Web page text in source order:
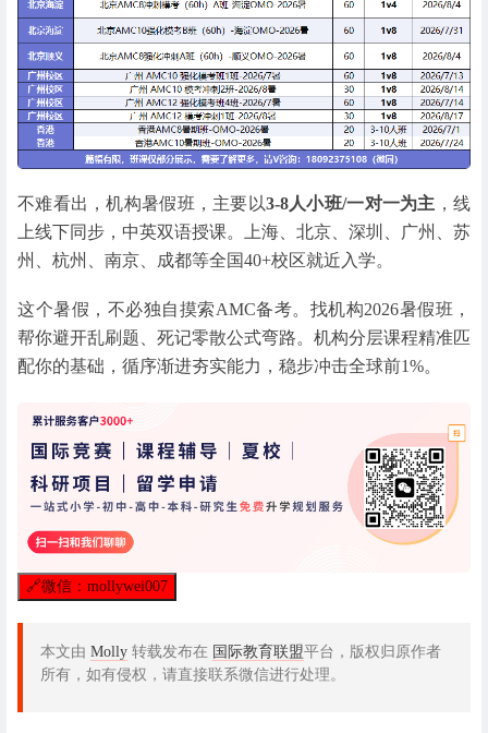
不难看出，机构暑假班，主要以3-8人小班/一对一为主 ，线
上线下同步，中英双语授课。上海、北京、深圳、广州、苏
州、杭州、南京、成都等全国40+校区就近入学。
这个暑假，不必独自摸索AMC备考。找机构2026暑假班，
帮你避开乱刷题、死记零散公式弯路。机构分层课程精准匹
配你的基础，循序渐进夯实能力，稳步冲击全球前1%。
🔗微信：mollywei007
本文由 Molly 转载发布在 国际教育联盟平台，版权归原作者
所有，如有侵权，请直接联系微信进行处理。